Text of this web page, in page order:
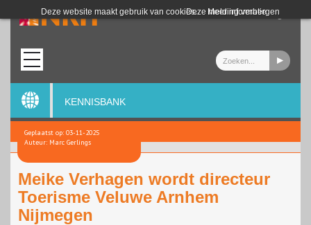
Deze website maakt gebruik van cookies. Meer informatie
Deze melding verbergen
Login
KENNISBANK
Geplaatst op: 03-11-2025
Auteur: Marc Gerlings
Meike Verhagen wordt directeur
Toerisme Veluwe Arnhem
Nijmegen